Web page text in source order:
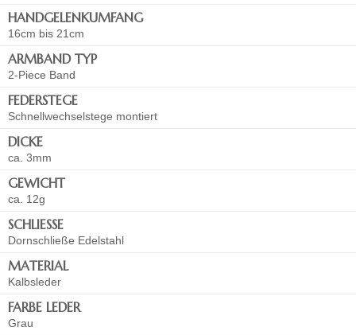
HANDGELENKUMFANG
16cm bis 21cm
ARMBAND TYP
2-Piece Band
FEDERSTEGE
Schnellwechselstege montiert
DICKE
ca. 3mm
GEWICHT
ca. 12g
SCHLIESSE
Dornschließe Edelstahl
MATERIAL
Kalbsleder
FARBE LEDER
Grau